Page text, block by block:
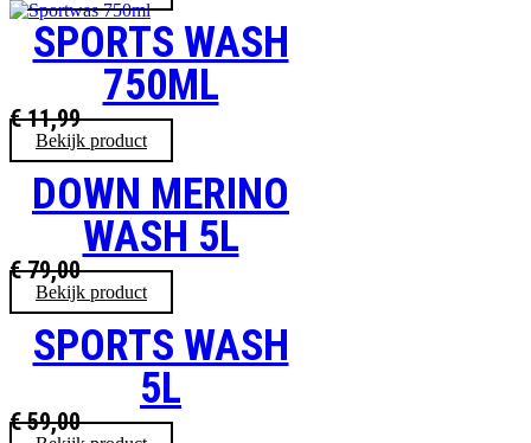
SPORTS WASH
750ML
€11,99
Bekijk product
DOWN MERINO
WASH 5L
€79,00
Bekijk product
SPORTS WASH
5L
€59,00